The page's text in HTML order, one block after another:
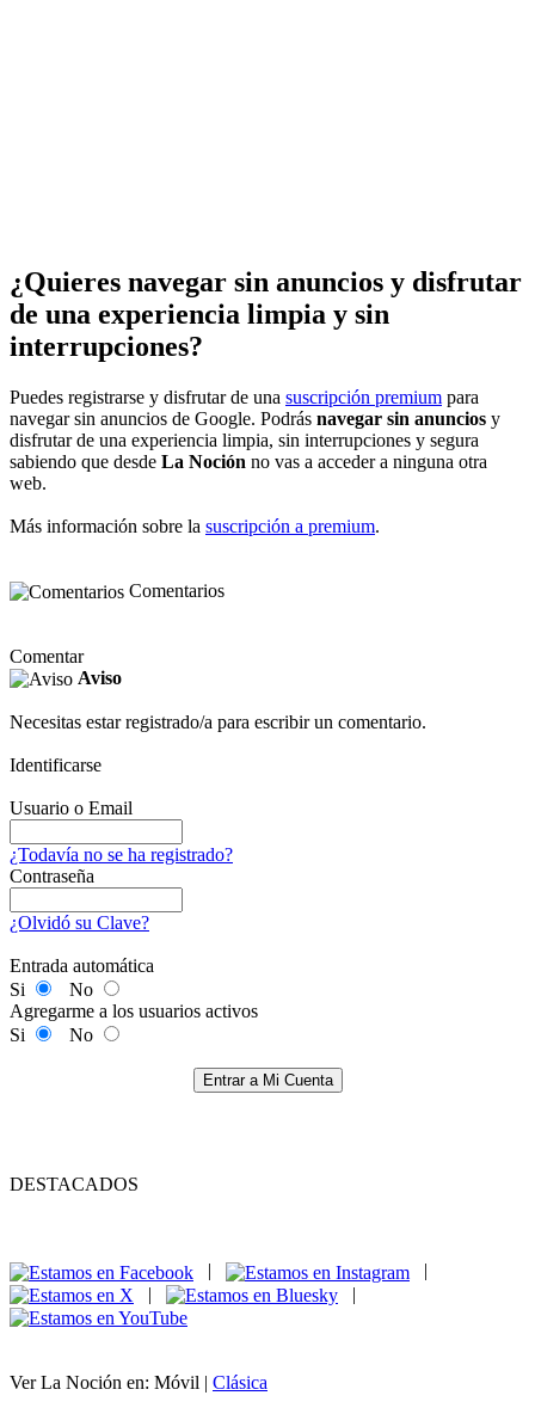
¿Quieres navegar sin anuncios y disfrutar
de una experiencia limpia y sin
interrupciones?
Puedes registrarse y disfrutar de una suscripción premium para
navegar sin anuncios de Google. Podrás navegar sin anuncios y
disfrutar de una experiencia limpia, sin interrupciones y segura
sabiendo que desde La Noción no vas a acceder a ninguna otra
web.
Más información sobre la suscripción a premium.
Comentarios
Comentar
Aviso
Necesitas estar registrado/a para escribir un comentario.
Identificarse
Usuario o Email
¿Todavía no se ha registrado?
Contraseña
¿Olvidó su Clave?
Entrada automática
Si
No
Agregarme a los usuarios activos
Si
No
Entrar a Mi Cuenta
DESTACADOS
|
|
Ver La Noción en: Móvil | Clásica